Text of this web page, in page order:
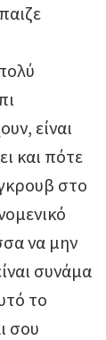
είναι
και πότε
στο
να μην
συνάμα
το
σου